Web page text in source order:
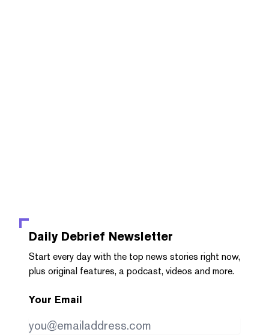
Daily Debrief Newsletter
Start every day with the top news stories right now,
plus original features, a podcast, videos and more.
Your Email